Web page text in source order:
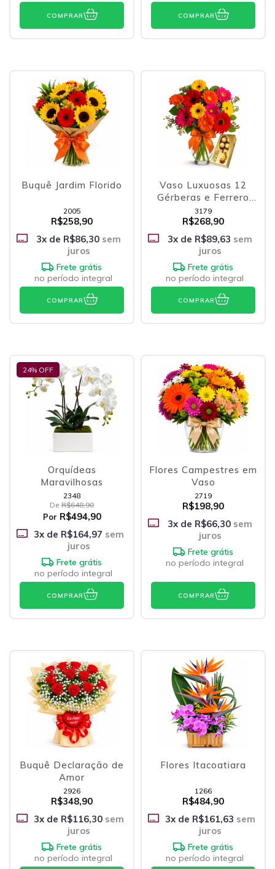
COMPRAR COMPRAR
Buquê Jardim Florido
2005
R$258,90
3x de R$86,30 sem
juros
Frete grátis
no período integral
COMPRAR
Vaso Luxuosas 12
Gérberas e Ferrero
Rocher
3179
R$268,90
3x de R$89,63 sem
juros
Frete grátis
no período integral
COMPRAR
24% OFF
Orquídeas
Maravilhosas
2348
De R$648,90
Por R$494,90
3x de R$164,97 sem
juros
Frete grátis
no período integral
COMPRAR
Flores Campestres em
Vaso
2719
R$198,90
3x de R$66,30 sem
juros
Frete grátis
no período integral
COMPRAR
Buquê Declaração de
Amor
2926
R$348,90
3x de R$116,30sem
juros
Frete grátis
no período integral
Flores Itacoatiara
1266
R$484,90
3x de R$161,63 sem
juros
Frete grátis
no período integral